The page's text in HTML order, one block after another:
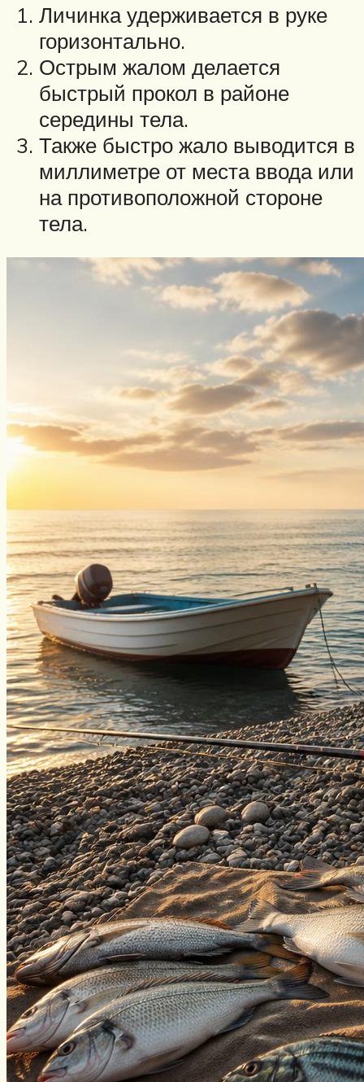
Личинка удерживается в руке
горизонтально.
Острым жалом делается
быстрый прокол в районе
середины тела.
Также быстро жало выводится в
миллиметре от места ввода или
на противоположной стороне
тела.